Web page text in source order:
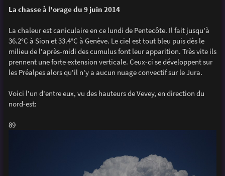
s
s
e
La chasse à l'orage du 9 juin 2014
La chaleur est caniculaire en ce lundi de Pentecôte. Il fait jusqu'à
36.2°C à Sion et 33.4°C à Genève. Le ciel est tout bleu puis dès le
milieu de l'après-midi des cumulus font leur apparition. Très vite ils
prennent une forte extension verticale. Ceux-ci se développent sur
les Préalpes alors qu'il n'y a aucun nuage convectif sur le Jura.
Voici l'un d'entre eux, vu des hauteurs de Vevey, en direction du
nord-est:
89